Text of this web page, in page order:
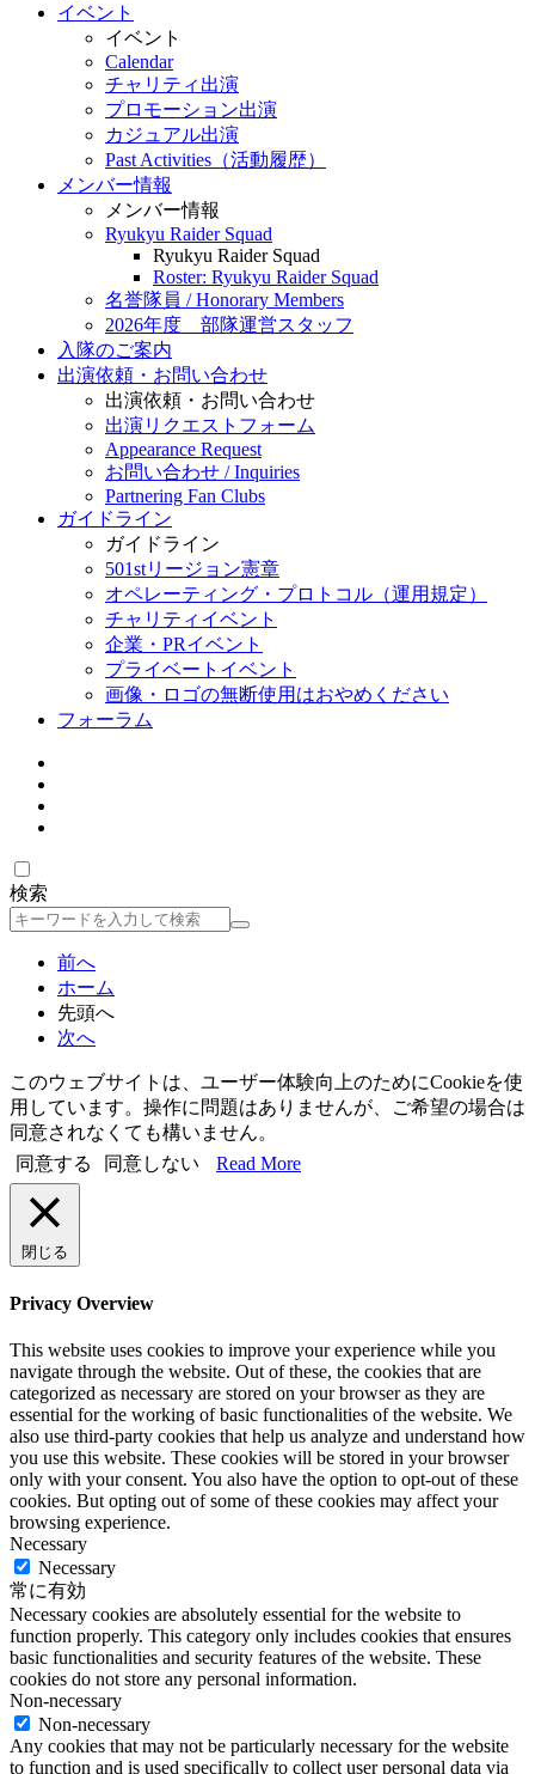
イベント
イベント
Calendar
チャリティ出演
プロモーション出演
カジュアル出演
Past Activities（活動履歴）
メンバー情報
メンバー情報
Ryukyu Raider Squad
Ryukyu Raider Squad
Roster: Ryukyu Raider Squad
名誉隊員 / Honorary Members
2026年度 部隊運営スタッフ
入隊のご案内
出演依頼・お問い合わせ
出演依頼・お問い合わせ
出演リクエストフォーム
Appearance Request
お問い合わせ / Inquiries
Partnering Fan Clubs
ガイドライン
ガイドライン
501stリージョン憲章
オペレーティング・プロトコル（運用規定）
チャリティイベント
企業・PRイベント
プライベートイベント
画像・ロゴの無断使用はおやめください
フォーラム
検索
検
前へ
ホーム
先頭へ
次へ
このウェブサイトは、ユーザー体験向上のためにCookieを使
用しています。操作に問題はありませんが、ご希望の場合は
同意されなくても構いません。
同意する
同意しない Read More
閉じる
Privacy Overview
This website uses cookies to improve your experience while you
navigate through the website. Out of these, the cookies that are
categorized as necessary are stored on your browser as they are
essential for the working of basic functionalities of the website. We
also use third-party cookies that help us analyze and understand how
you use this website. These cookies will be stored in your browser
only with your consent. You also have the option to opt-out of these
cookies. But opting out of some of these cookies may affect your
browsing experience.
Necessary
Necessary
常に有効
Necessary cookies are absolutely essential for the website to
function properly. This category only includes cookies that ensures
basic functionalities and security features of the website. These
cookies do not store any personal information.
Non-necessary
Non-necessary
Any cookies that may not be particularly necessary for the website
to function and is used specifically to collect user personal data via